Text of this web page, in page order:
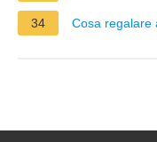
34 Cosa regalare